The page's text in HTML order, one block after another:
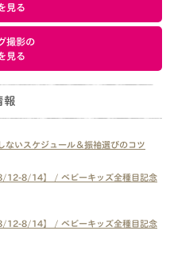
見る
撮影の
見る
報
ないスケジュール＆振袖選びのコツ
12-8/14】 / ベビーキッズ全種目記念
12-8/14】 / ベビーキッズ全種目記念